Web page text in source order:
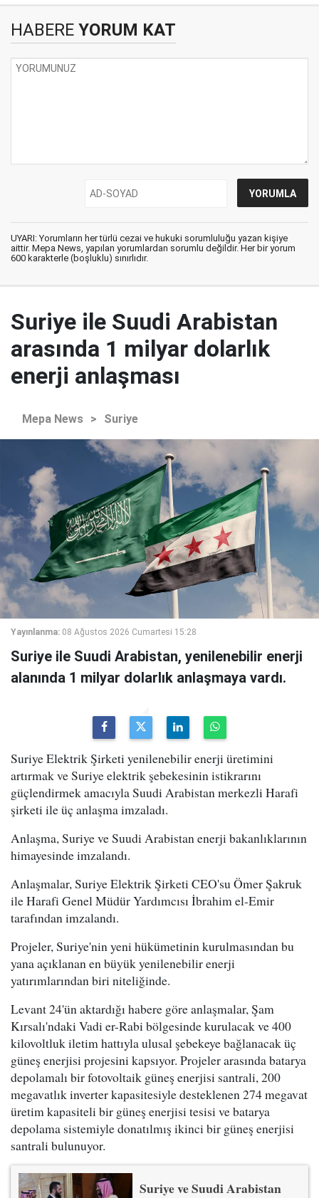
HABERE YORUM KAT
UYARI: Yorumların her türlü cezai ve hukuki sorumluluğu yazan kişiye
aittir. Mepa News, yapılan yorumlardan sorumlu değildir. Her bir yorum
600 karakterle (boşluklu) sınırlıdır.
Suriye ile Suudi Arabistan
arasında 1 milyar dolarlık
enerji anlaşması
Mepa News > Suriye
Yayınlanma: 08 Ağustos 2026 Cumartesi 15:28
Suriye ile Suudi Arabistan, yenilenebilir enerji
alanında 1 milyar dolarlık anlaşmaya vardı.
Suriye Elektrik Şirketi yenilenebilir enerji üretimini
artırmak ve Suriye elektrik şebekesinin istikrarını
güçlendirmek amacıyla Suudi Arabistan merkezli Harafi
şirketi ile üç anlaşma imzaladı.
Anlaşma, Suriye ve Suudi Arabistan enerji bakanlıklarının
himayesinde imzalandı.
Anlaşmalar, Suriye Elektrik Şirketi CEO'su Ömer Şakruk
ile Harafi Genel Müdür Yardımcısı İbrahim el-Emir
tarafından imzalandı.
Projeler, Suriye'nin yeni hükümetinin kurulmasından bu
yana açıklanan en büyük yenilenebilir enerji
yatırımlarından biri niteliğinde.
Levant 24'ün aktardığı habere göre anlaşmalar, Şam
Kırsalı'ndaki Vadi er-Rabi bölgesinde kurulacak ve 400
kilovoltluk iletim hattıyla ulusal şebekeye bağlanacak üç
güneş enerjisi projesini kapsıyor. Projeler arasında batarya
depolamalı bir fotovoltaik güneş enerjisi santrali, 200
megavatlık inverter kapasitesiyle desteklenen 274 megavat
üretim kapasiteli bir güneş enerjisi tesisi ve batarya
depolama sistemiyle donatılmış ikinci bir güneş enerjisi
santrali bulunuyor.
Suriye ve Suudi Arabistan